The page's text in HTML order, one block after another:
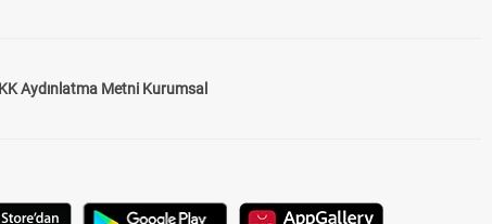
Aydınlatma Metni Kurumsal